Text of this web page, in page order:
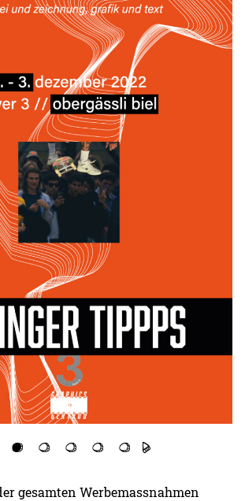
gesamten Werbemassnahmen